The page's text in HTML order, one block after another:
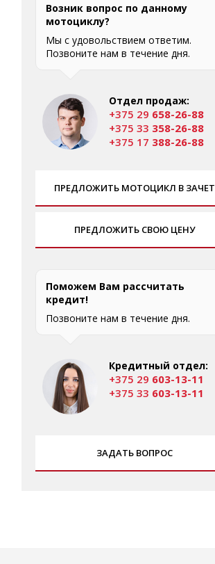
Возник вопрос по данному
мотоциклу?
Мы с удовольствием ответим.
Позвоните нам в течение дня.
Отдел продаж:
+375 29 658-26-88
+375 33 358-26-88
+375 17 388-26-88
ПРЕДЛОЖИТЬ МОТОЦИКЛ В ЗАЧЕТ
ПРЕДЛОЖИТЬ СВОЮ ЦЕНУ
Поможем Вам рассчитать
кредит!
Позвоните нам в течение дня.
Кредитный отдел:
+375 29 603-13-11
+375 33 603-13-11
ЗАДАТЬ ВОПРОС